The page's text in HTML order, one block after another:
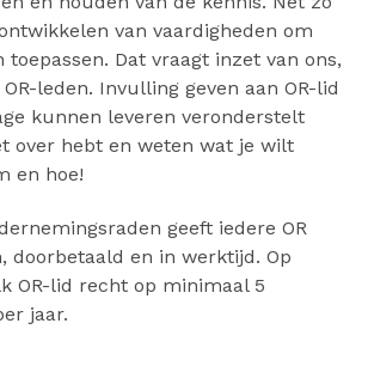
van vaardigheden om
Dat vraagt inzet van ons,
leden. Invulling geven aan OR-lid
kunnen leveren veronderstelt
over hebt en weten wat je wilt
en hoe!
geeft iedere OR
doorbetaald en in werktijd. Op
OR-lid recht op minimaal 5
jaar.